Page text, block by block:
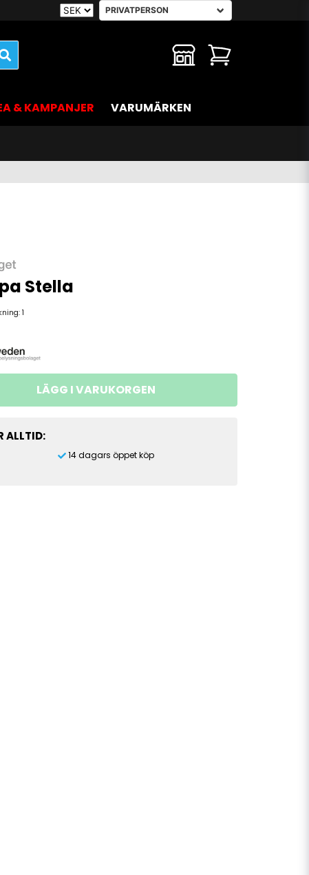
& KAMPANJER VARUMÄRKEN
Stella
1
LÄGG I VARUKORGEN
ALLTID:
14 dagars öppet köp